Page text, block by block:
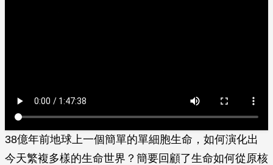
38億年前地球上一個簡單的單細胞生命，如何演化出
今天繁複多樣的生命世界？簡要回顧了生命如何從原核